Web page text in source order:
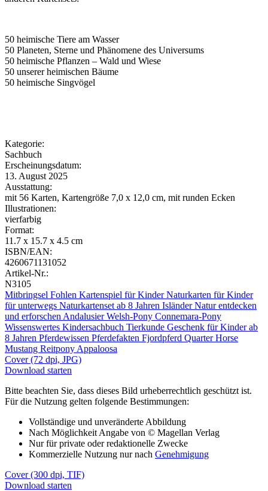
50 heimische Tiere am Wasser
50 Planeten, Sterne und Phänomene des Universums
50 heimische Pflanzen – Wald und Wiese
50 unserer heimischen Bäume
50 heimische Singvögel
Kategorie:
Sachbuch
Erscheinungsdatum:
13. August 2025
Ausstattung:
mit 56 Karten, Kartengröße 7,0 x 12,0 cm, mit runden Ecken
Illustrationen:
vierfarbig
Format:
11.7 x 15.7 x 4.5 cm
ISBN/EAN:
4260671131052
Artikel-Nr.:
N3105
Mitbringsel Fohlen Kartenspiel für KinderNaturkarten für Kinder
für unterwegs Naturkartenset ab 8 Jahren IsländerNatur entdecken
und erforschen AndalusierWelsh-Pony Connemara-Pony
Wissenswertes Kindersachbuch Tierkunde Geschenk für Kinder ab
8 Jahren Pferdewissen Pferdefakten Fjordpferd Quarter Horse
Mustang Reitpony Appaloosa
Cover (72 dpi, JPG)
Download starten
Bitte beachten Sie, dass dieses Bild urheberrechtlich geschützt ist.
Für die Nutzung gelten folgende Bestimmungen:
Vollständige und unveränderte Abbildung
Nach Möglichkeit Angabe von © Magellan Verlag
Nur für private oder redaktionelle Zwecke
Kommerzielle Nutzung nur nach Genehmigung
Cover (300 dpi, TIF)
Download starten